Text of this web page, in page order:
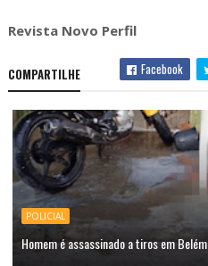
Revista Novo Perfil
COMPARTILHE Facebook
POLICIAL
Homem é assassinado a tiros em Belém